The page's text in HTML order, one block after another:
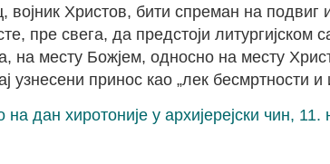
Христов, бити спреман на подвиг
пре свега, да предстоји
на месту Божјем, односно на месту
узнесени принос као „лек
на дан хиротоније у архијерејски чин,